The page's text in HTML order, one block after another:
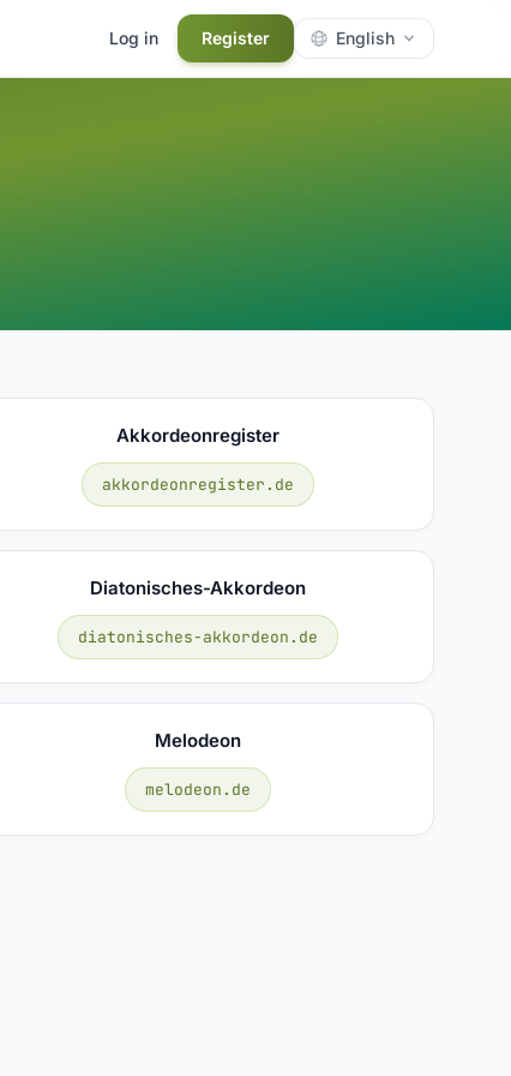
Log in Register English
Akkordeonregister
akkordeonregister.de
Diatonisches-Akkordeon
diatonisches-akkordeon.de
Melodeon
melodeon.de